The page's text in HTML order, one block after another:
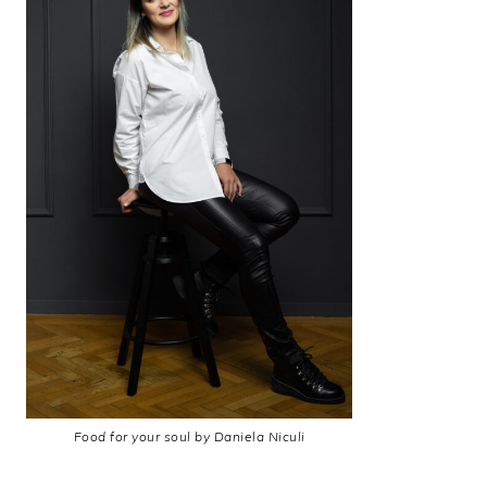
Food for your soul by Daniela Niculi